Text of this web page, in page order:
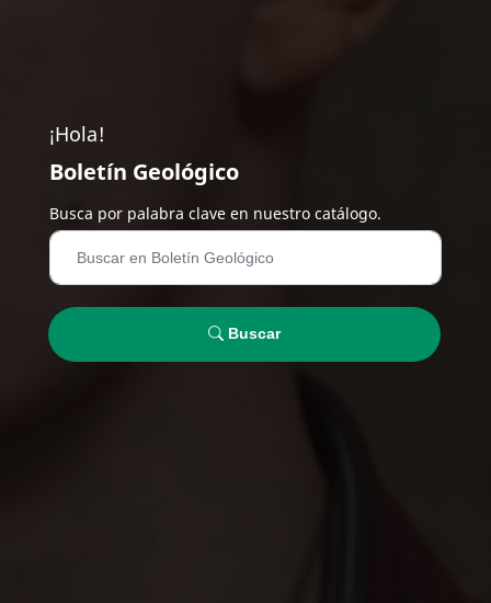
¡Hola!
Boletín Geológico
Busca por palabra clave en nuestro catálogo.
Buscar